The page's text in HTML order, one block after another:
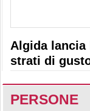
Algida lancia
strati di
PERSONE